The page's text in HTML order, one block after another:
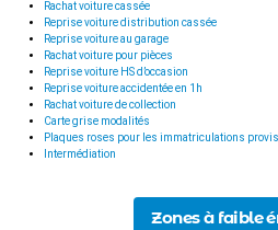
Rachat voiture cassée
Reprise voiture distribution cassée
Reprise voiture au garage
Rachat voiture pour pièces
Reprise voiture HS d’occasion
Reprise voiture accidentée en 1h
Rachat voiture de collection
Carte grise modalités
Plaques roses pour les immatriculations
Intermédiation
Zones à faible